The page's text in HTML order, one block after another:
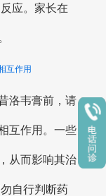
应。家长在
互作用
洛韦膏前，请
互作用。一些
从而影响其治
自行判断药